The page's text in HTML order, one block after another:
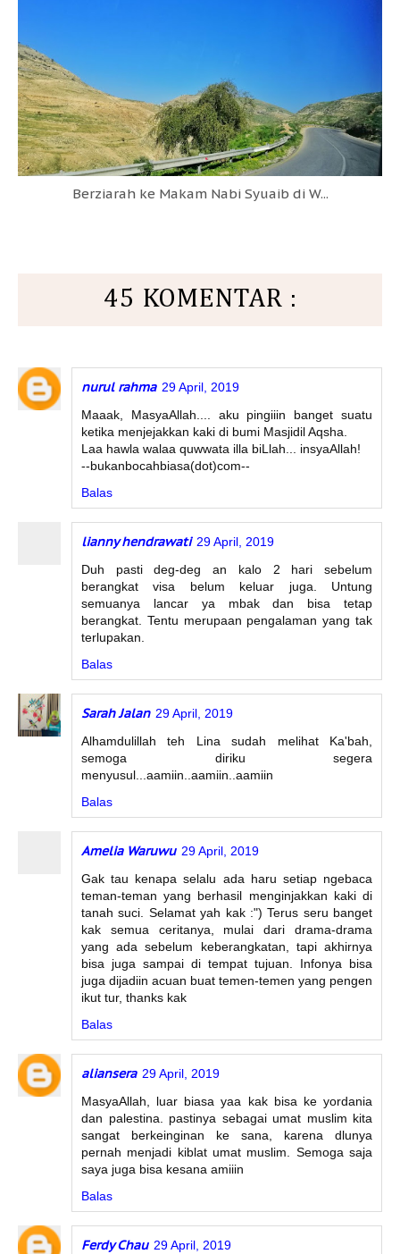
Berziarah ke Makam Nabi Syuaib di W...
45 KOMENTAR :
nurul rahma 29 April, 2019
Maaak, MasyaAllah.... aku pingiiin banget suatu
ketika menjejakkan kaki di bumi Masjidil Aqsha.
Laa hawla walaa quwwata illa biLlah... insyaAllah!
--bukanbocahbiasa(dot)com--
Balas
lianny hendrawati 29 April, 2019
Duh pasti deg-deg an kalo 2 hari sebelum
berangkat visa belum keluar juga. Untung
semuanya lancar ya mbak dan bisa tetap
berangkat. Tentu merupaan pengalaman yang tak
terlupakan.
Balas
Sarah Jalan 29 April, 2019
Alhamdulillah teh Lina sudah melihat Ka'bah,
semoga diriku segera
menyusul...aamiin..aamiin..aamiin
Balas
Amelia Waruwu 29 April, 2019
Gak tau kenapa selalu ada haru setiap ngebaca
teman-teman yang berhasil menginjakkan kaki di
tanah suci. Selamat yah kak :") Terus seru banget
kak semua ceritanya, mulai dari drama-drama
yang ada sebelum keberangkatan, tapi akhirnya
bisa juga sampai di tempat tujuan. Infonya bisa
juga dijadiin acuan buat temen-temen yang pengen
ikut tur, thanks kak
Balas
aliansera 29 April, 2019
MasyaAllah, luar biasa yaa kak bisa ke yordania
dan palestina. pastinya sebagai umat muslim kita
sangat berkeinginan ke sana, karena dlunya
pernah menjadi kiblat umat muslim. Semoga saja
saya juga bisa kesana amiiin
Balas
Ferdy Chau 29 April, 2019